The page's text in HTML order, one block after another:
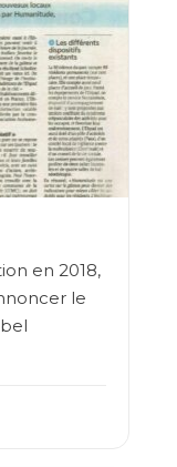
en 2018,
le